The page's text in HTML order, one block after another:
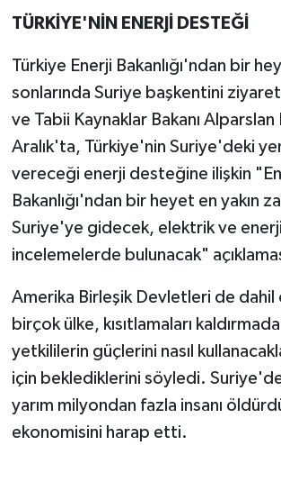
TÜRKİYE'NİN ENERJİ DESTEĞİ
Türkiye Enerji Bakanlığı'ndan bir
sonlarında Suriye başkentini
ve Tabii Kaynaklar Bakanı
Aralık'ta, Türkiye'nin Suriye'deki
vereceği enerji desteğine ilişkin
Bakanlığı'ndan bir heyet en yakın
Suriye'ye gidecek, elektrik ve enerji
incelemelerde bulunacak"
Amerika Birleşik Devletleri de dahil
birçok ülke, kısıtlamaları
yetkililerin güçlerini nasıl
için beklediklerini söyledi.
yarım milyondan fazla insanı
ekonomisini harap etti.